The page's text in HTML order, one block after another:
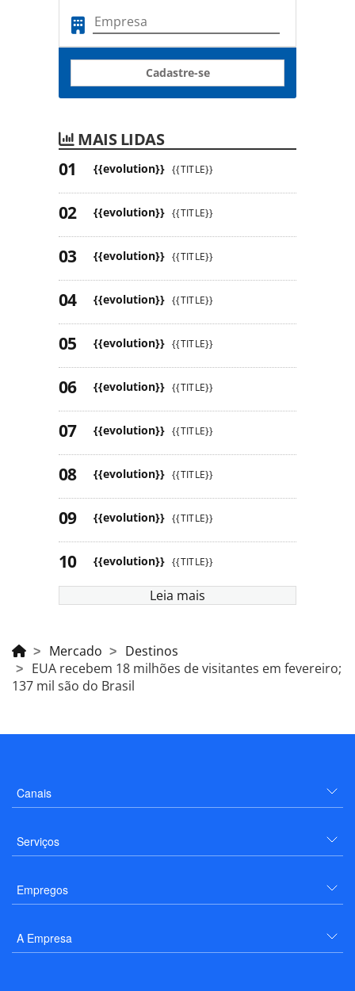
Cadastre-se
MAIS LIDAS
{{evolution}} {{TITLE}}
{{evolution}} {{TITLE}}
{{evolution}} {{TITLE}}
{{evolution}} {{TITLE}}
{{evolution}} {{TITLE}}
{{evolution}} {{TITLE}}
{{evolution}} {{TITLE}}
{{evolution}} {{TITLE}}
{{evolution}} {{TITLE}}
{{evolution}} {{TITLE}}
Leia mais
Mercado
Destinos
EUA recebem 18 milhões de visitantes em fevereiro;
137 mil são do Brasil
Canais
Serviços
Empregos
A Empresa